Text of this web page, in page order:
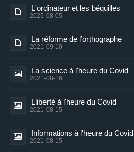
L'ordinateur et les béquilles
2025-08-05
La réforme de l’orthographe
2021-09-10
La science à l'heure du Covid
2021-08-16
Lliberté à l'heure du Covid
2021-08-15
Informations à l'heure du Covid
2021-08-15